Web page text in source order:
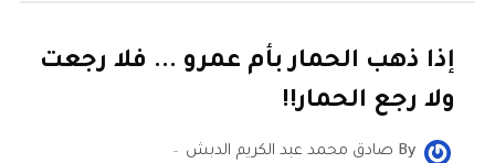
إذا ذهب الحمار بأم عمرو ... فلا رجعت
ولا رجع الحمار!!
By صادق محمد عبد الكريم الدبش